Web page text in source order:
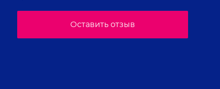
Оставить отзыв